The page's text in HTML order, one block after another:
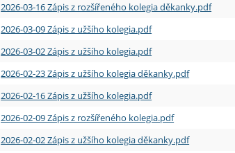
2026-03-16 Zápis z rozšířeného kolegia děkanky.pdf
2026-03-09 Zápis z užšího kolegia.pdf
2026-03-02 Zápis z užšího kolegia.pdf
2026-02-23 Zápis z užšího kolegia děkanky.pdf
2026-02-16 Zápis z užšího kolegia.pdf
2026-02-09 Zápis z rozšířeného kolegia.pdf
2026-02-02 Zápis z užšího kolegia děkanky.pdf